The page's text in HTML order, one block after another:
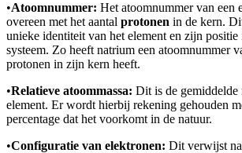
•Atoomnummer: Het atoomnummer van een
overeen met het aantal protonen in de kern.
unieke identiteit van het element en zijn
systeem. Zo heeft natrium een atoomnummer
protonen in zijn kern heeft.
•Relatieve atoommassa: Dit is de gemiddelde
element. Er wordt hierbij rekening gehouden
percentage dat het voorkomt in de natuur.
•Configuratie van elektronen: Dit verwijst